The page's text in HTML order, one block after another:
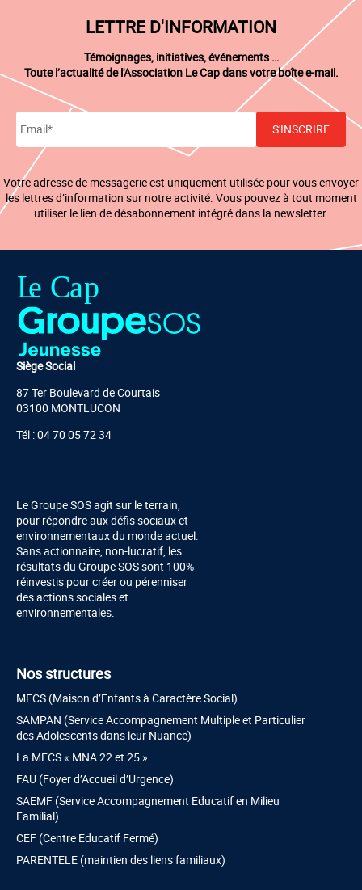
LETTRE D'INFORMATION
Témoignages, initiatives, événements …
Toute l’actualité de l'Association Le Cap dans votre boîte e-mail.
Votre adresse de messagerie est uniquement utilisée pour vous envoyer
les lettres d’information sur notre activité. Vous pouvez à tout moment
utiliser le lien de désabonnement intégré dans la newsletter.
Siège Social
87 Ter Boulevard de Courtais
03100 MONTLUCON
Tél : 04 70 05 72 34
Le Groupe SOS agit sur le terrain,
pour répondre aux défis sociaux et
environnementaux du monde actuel.
Sans actionnaire, non-lucratif, les
résultats du Groupe SOS sont 100%
réinvestis pour créer ou pérenniser
des actions sociales et
environnementales.
Nos structures
MECS (Maison d’Enfants à Caractère Social)
SAMPAN (Service Accompagnement Multiple et Particulier
des Adolescents dans leur Nuance)
La MECS « MNA 22 et 25 »
FAU (Foyer d’Accueil d’Urgence)
SAEMF (Service Accompagnement Educatif en Milieu
Familial)
CEF (Centre Educatif Fermé)
PARENTELE (maintien des liens familiaux)